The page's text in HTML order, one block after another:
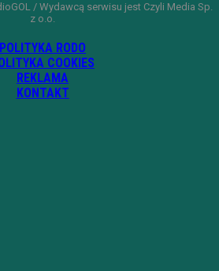
/ Wydawcą serwisu jest Czyli Media Sp.
z o.o.
POLITYKA RODO
COOKIES
REKLAMA
KONTAKT